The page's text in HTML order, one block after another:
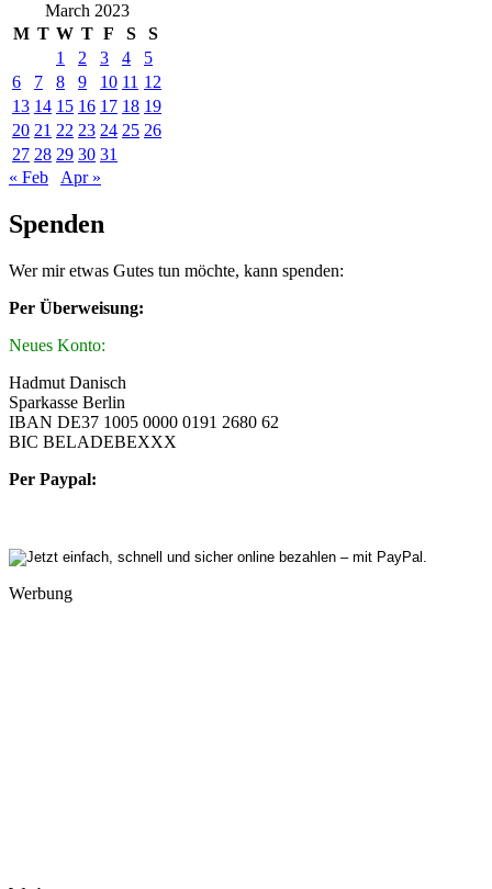
March 2023
M T W T F S
S
1
2 3 4
5
6
7 8 9 10 11 12
13 14 15 16 17 18 19
20 21 22 23 24 25 26
27 28 29 30 31
« Feb
Apr »
Spenden
Wer mir etwas Gutes tun möchte, kann spenden:
Per Überweisung:
Neues Konto:
Hadmut Danisch
Sparkasse Berlin
IBAN DE37 1005 0000 0191 2680 62
BIC BELADEBEXXX
Per Paypal:
Werbung